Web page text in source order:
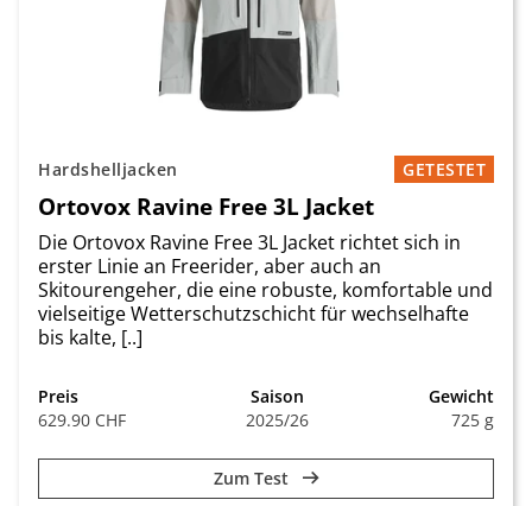
Hardshelljacken GETESTET
Ortovox Ravine Free 3L Jacket
Die Ortovox Ravine Free 3L Jacket richtet sich in
erster Linie an Freerider, aber auch an
Skitourengeher, die eine robuste, komfortable und
vielseitige Wetterschutzschicht für wechselhafte
bis kalte, [..]
Preis
629.90 CHF
Saison
2025/26
Gewicht
725 g
Zum Test